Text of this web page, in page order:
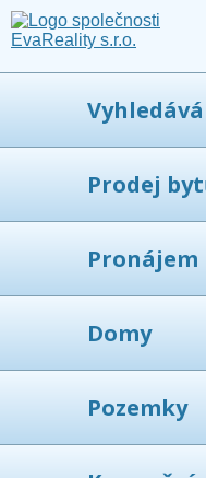
Prodej
Pronájem
Domy
Pozemky